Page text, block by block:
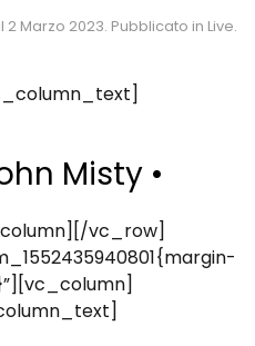
il 2 Marzo 2023. Pubblicato in Live.
Misty •
vc_row]